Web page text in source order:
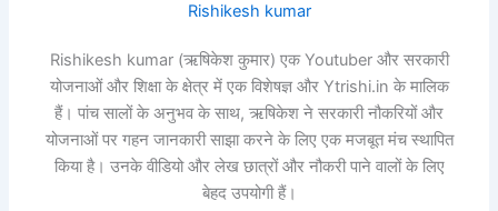
Rishikesh kumar
Rishikesh kumar (ऋषिकेश कुमार) एक Youtuber और सरकारी
योजनाओं और शिक्षा के क्षेत्र में एक विशेषज्ञ और Ytrishi.in के मालिक
हैं। पांच सालों के अनुभव के साथ, ऋषिकेश ने सरकारी नौकरियों और
योजनाओं पर गहन जानकारी साझा करने के लिए एक मजबूत मंच स्थापित
किया है। उनके वीडियो और लेख छात्रों और नौकरी पाने वालों के लिए
बेहद उपयोगी हैं।